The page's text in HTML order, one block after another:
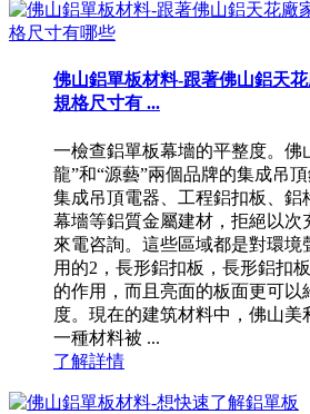
佛山鋁單板材料-跟著佛山鋁天
規格尺寸有 ...
一檢查鋁單板幕墻的平整度。佛
龍”和“源藝”兩個品牌的集成吊
集成吊頂電器、工程鋁扣板、鋁
幕墻等鋁質金屬建材，拒絕以次
來電咨詢。這些區域都是對環境
用的2，長形鋁扣板，長形鋁扣
的作用，而且亮面的板面更可以
度。現在的建筑材料中，佛山
一種材料被 ...
了解詳情